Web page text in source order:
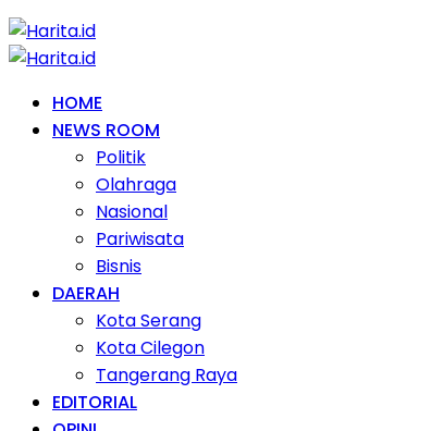
HOME
NEWS ROOM
Politik
Olahraga
Nasional
Pariwisata
Bisnis
DAERAH
Kota Serang
Kota Cilegon
Tangerang Raya
EDITORIAL